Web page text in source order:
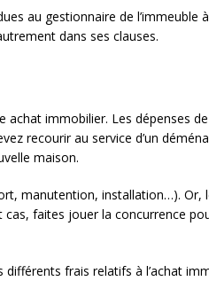
au gestionnaire de l’immeuble
dans ses clauses.
achat immobilier. Les dépenses
recourir au service d’un
maison.
manutention, installation…). Or,
faites jouer la concurrence
frais relatifs à l’achat